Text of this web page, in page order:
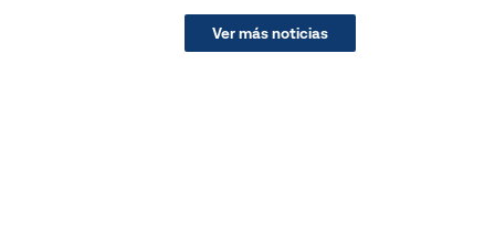
Ver más noticias